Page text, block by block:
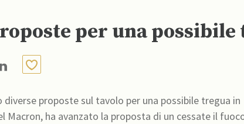
per una possibile
proposte sul tavolo per una possibile tregua in
Macron, ha avanzato la proposta di un cessate il